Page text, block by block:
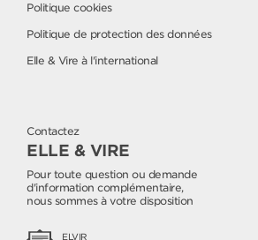
Politique cookies
Politique de protection des données
Elle & Vire à l'international
Contactez
ELLE & VIRE
Pour toute question ou demande
d'information complémentaire,
nous sommes à votre disposition
ELVIR